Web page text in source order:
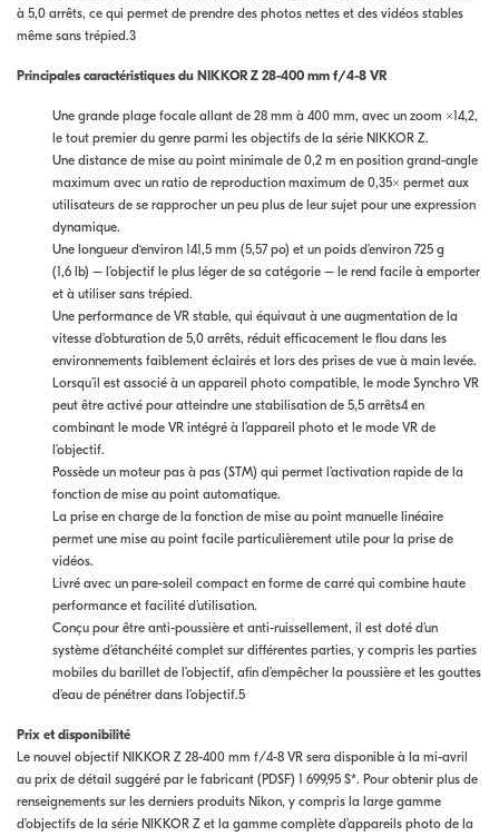
à 5,0 arrêts, ce qui permet de prendre des photos nettes et des vidéos stables
même sans trépied.3
Principales caractéristiques du NIKKOR Z 28-400 mm f/4-8 VR
Une grande plage focale allant de 28 mm à 400 mm, avec un zoom ×14,2,
le tout premier du genre parmi les objectifs de la série NIKKOR Z.
Une distance de mise au point minimale de 0,2 m en position grand-angle
maximum avec un ratio de reproduction maximum de 0,35× permet aux
utilisateurs de se rapprocher un peu plus de leur sujet pour une expression
dynamique.
Une longueur d‘environ 141,5 mm (5,57 po) et un poids d’environ 725 g
(1,6 lb) – l’objectif le plus léger de sa catégorie – le rend facile à emporter
et à utiliser sans trépied.
Une performance de VR stable, qui équivaut à une augmentation de la
vitesse d’obturation de 5,0 arrêts, réduit efficacement le flou dans les
environnements faiblement éclairés et lors des prises de vue à main levée.
Lorsqu’il est associé à un appareil photo compatible, le mode Synchro VR
peut être activé pour atteindre une stabilisation de 5,5 arrêts4 en
combinant le mode VR intégré à l’appareil photo et le mode VR de
l’objectif.
Possède un moteur pas à pas (STM) qui permet l’activation rapide de la
fonction de mise au point automatique.
La prise en charge de la fonction de mise au point manuelle linéaire
permet une mise au point facile particulièrement utile pour la prise de
vidéos.
Livré avec un pare-soleil compact en forme de carré qui combine haute
performance et facilité d’utilisation.
Conçu pour être anti-poussière et anti-ruissellement, il est doté d’un
système d’étanchéité complet sur différentes parties, y compris les parties
mobiles du barillet de l’objectif, afin d’empêcher la poussière et les gouttes
d’eau de pénétrer dans l’objectif.5
Prix et disponibilité
Le nouvel objectif NIKKOR Z 28-400 mm f/4-8 VR sera disponible à la mi-avril
au prix de détail suggéré par le fabricant (PDSF) 1 699,95 $*. Pour obtenir plus de
renseignements sur les derniers produits Nikon, y compris la large gamme
d’objectifs de la série NIKKOR Z et la gamme complète d’appareils photo de la